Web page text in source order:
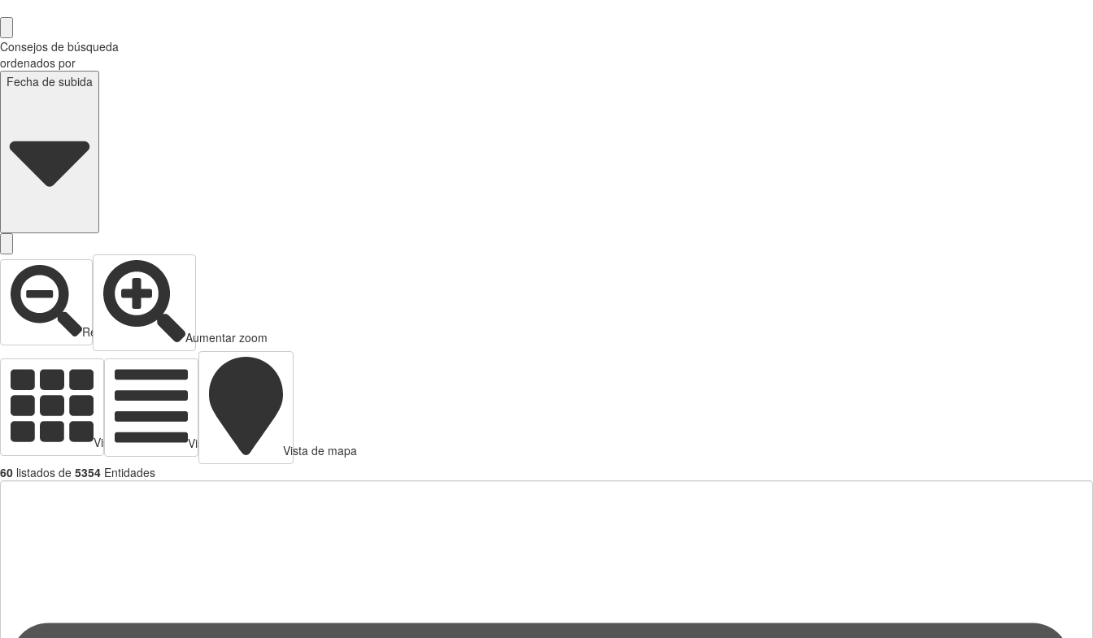
Consejos de búsqueda
ordenados por
Fecha de subida
Reducir zoom Aumentar zoom
Vista de tarjetas Vista de Tabla
Vista de mapa
60 listados de 5354 Entidades